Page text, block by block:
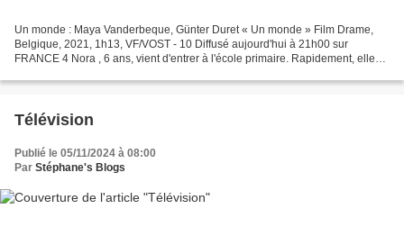
Un monde : Maya Vanderbeque, Günter Duret « Un monde » Film Drame,
Belgique, 2021, 1h13, VF/VOST - 10 Diffusé aujourd'hui à 21h00 sur
FRANCE 4 Nora , 6 ans, vient d'entrer à l'école primaire. Rapidement, elle
Télévision
Publié le 05/11/2024 à 08:00
Par Stéphane's Blogs